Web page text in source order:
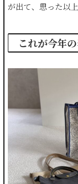
が出て、思った以
これが今年